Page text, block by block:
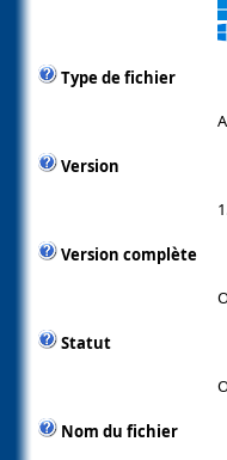
Type de fichier
Version
Version complète
Statut
Nom du fichier